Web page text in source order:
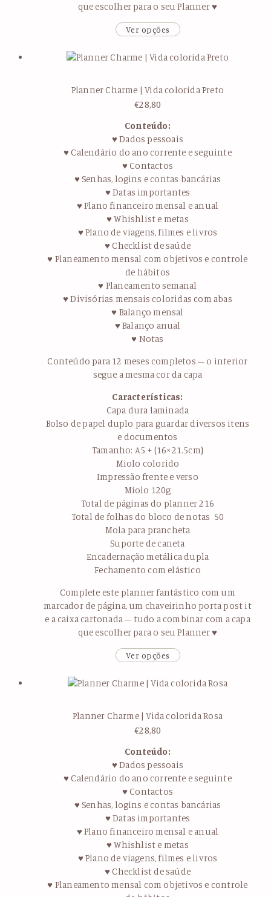
que escolher para o seu Planner ♥
Ver opções
Planner Charme | Vida colorida Preto
€28,80
Conteúdo:
♥ Dados pessoais
♥ Calendário do ano corrente e seguinte
♥ Contactos
♥ Senhas, logins e contas bancárias
♥ Datas importantes
♥ Plano financeiro mensal e anual
♥ Whishlist e metas
♥ Plano de viagens, filmes e livros
♥ Checklist de saúde
♥ Planeamento mensal com objetivos e controle
de hábitos
♥ Planeamento semanal
♥ Divisórias mensais coloridas com abas
♥ Balanço mensal
♥ Balanço anual
♥ Notas
Conteúdo para 12 meses completos – o interior
segue a mesma cor da capa
Características:
Capa dura laminada
Bolso de papel duplo para guardar diversos itens
e documentos
Tamanho: A5 + (16×21.5cm)
Miolo colorido
Impressão frente e verso
Miolo 120g
Total de páginas do planner 216
Total de folhas do bloco de notas 50
Mola para prancheta
Suporte de caneta
Encadernação metálica dupla
Fechamento com elástico
Complete este planner fantástico com um
marcador de página, um chaveirinho porta post it
e a caixa cartonada – tudo a combinar com a capa
que escolher para o seu Planner ♥
Ver opções
Planner Charme | Vida colorida Rosa
€28,80
Conteúdo:
♥ Dados pessoais
♥ Calendário do ano corrente e seguinte
♥ Contactos
♥ Senhas, logins e contas bancárias
♥ Datas importantes
♥ Plano financeiro mensal e anual
♥ Whishlist e metas
♥ Plano de viagens, filmes e livros
♥ Checklist de saúde
♥ Planeamento mensal com objetivos e controle